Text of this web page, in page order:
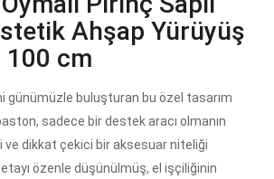
Ahşap Yürüyüş
100 cm
günümüzle buluşturan bu özel tasarım
sadece bir destek aracı olmanın
dikkat çekici bir aksesuar niteliği
özenle düşünülmüş, el işçiliğinin